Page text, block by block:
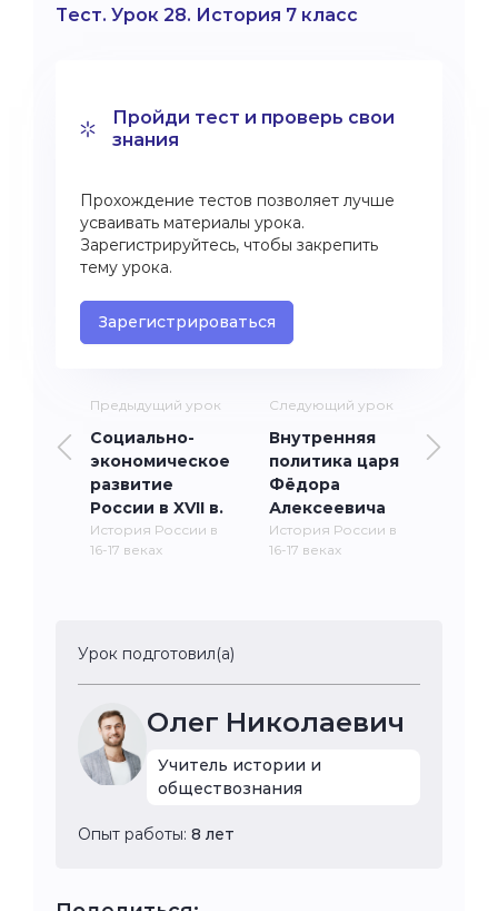
Тест. Урок 28. История 7 класс
Пройди тест и проверь свои
знания
Прохождение тестов позволяет лучше
усваивать материалы урока.
Зарегистрируйтесь, чтобы закрепить
тему урока.
Зарегистрироваться
Предыдущий урок
Социально-
экономическое
развитие
России в XVII в.
История России в
16-17 веках
Следующий урок
Внутренняя
политика царя
Фёдора
Алексеевича
История России в
16-17 веках
Урок подготовил(а)
Олег Николаевич
Учитель истории и
обществознания
Опыт работы: 8 лет